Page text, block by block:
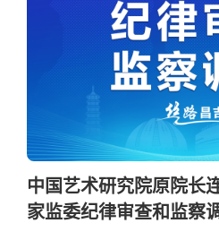
中国艺术研究院原院长
家监委纪律审查和监察